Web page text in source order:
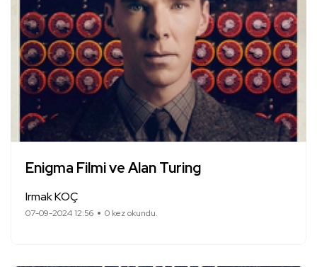
Enigma Filmi ve Alan Turing
Irmak KOÇ
07-09-2024 12:56 0 kez okundu.